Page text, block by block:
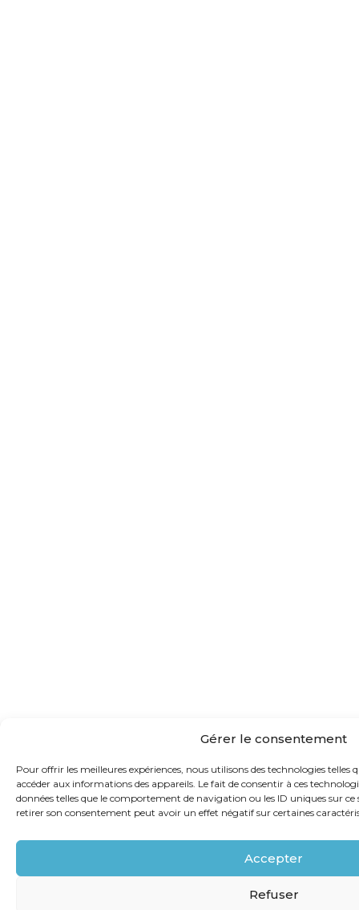
Gérer le consentement
Pour offrir les meilleures expériences, nous utilisons des technologies telles
accéder aux informations des appareils. Le fait de consentir à ces
données telles que le comportement de navigation ou les ID uniques sur ce
retirer son consentement peut avoir un effet négatif sur certaines
Accepter
Refuser